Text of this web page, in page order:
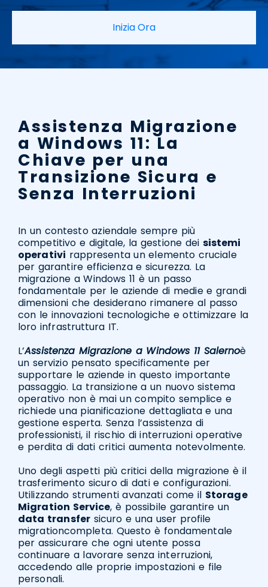
Inizia Ora
Assistenza Migrazione
a Windows 11: La
Chiave per una
Transizione Sicura e
Senza Interruzioni
In un contesto aziendale sempre più
competitivo e digitale, la gestione dei sistemi
operativi rappresenta un elemento cruciale
per garantire efficienza e sicurezza. La
migrazione a Windows 11 è un passo
fondamentale per le aziende di medie e grandi
dimensioni che desiderano rimanere al passo
con le innovazioni tecnologiche e ottimizzare la
loro infrastruttura IT.
L’Assistenza Migrazione a Windows 11 Salernoè
un servizio pensato specificamente per
supportare le aziende in questo importante
passaggio. La transizione a un nuovo sistema
operativo non è mai un compito semplice e
richiede una pianificazione dettagliata e una
gestione esperta. Senza l’assistenza di
professionisti, il rischio di interruzioni operative
e perdita di dati critici aumenta notevolmente.
Uno degli aspetti più critici della migrazione è il
trasferimento sicuro di dati e configurazioni.
Utilizzando strumenti avanzati come il Storage
Migration Service, è possibile garantire un
data transfersicuro e una user profile
migrationcompleta. Questo è fondamentale
per assicurare che ogni utente possa
continuare a lavorare senza interruzioni,
accedendo alle proprie impostazioni e file
personali.